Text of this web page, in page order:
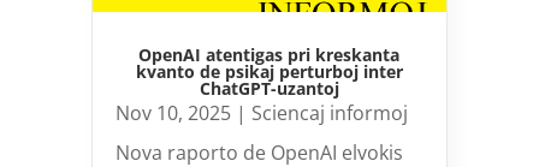
OpenAI atentigas pri kreskanta
kvanto de psikaj perturboj inter
ChatGPT-uzantoj
Nov 10, 2025| Sciencaj informoj
Nova raporto de OpenAI elvokis